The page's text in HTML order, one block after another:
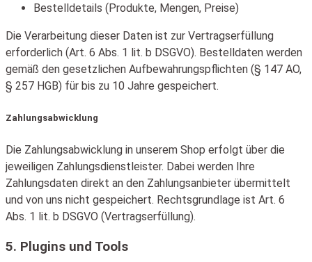
Bestelldetails (Produkte, Mengen, Preise)
Die Verarbeitung dieser Daten ist zur Vertragserfüllung
erforderlich (Art. 6 Abs. 1 lit. b DSGVO). Bestelldaten werden
gemäß den gesetzlichen Aufbewahrungspflichten (§ 147 AO,
§ 257 HGB) für bis zu 10 Jahre gespeichert.
Zahlungsabwicklung
Die Zahlungsabwicklung in unserem Shop erfolgt über die
jeweiligen Zahlungsdienstleister. Dabei werden Ihre
Zahlungsdaten direkt an den Zahlungsanbieter übermittelt
und von uns nicht gespeichert. Rechtsgrundlage ist Art. 6
Abs. 1 lit. b DSGVO (Vertragserfüllung).
5. Plugins und Tools